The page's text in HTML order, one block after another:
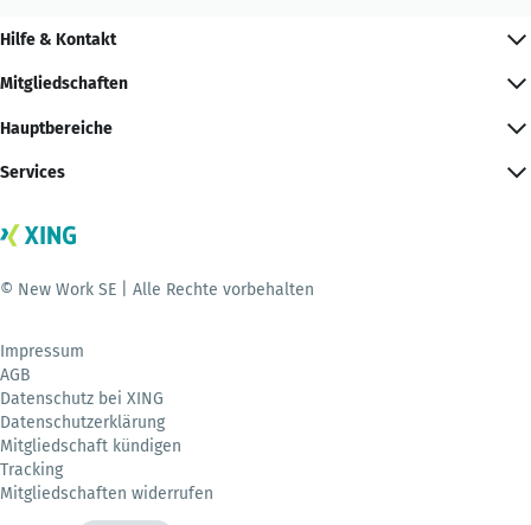
Hilfe & Kontakt
Mitgliedschaften
Hauptbereiche
Services
© New Work SE | Alle Rechte vorbehalten
Impressum
AGB
Datenschutz bei XING
Datenschutzerklärung
Mitgliedschaft kündigen
Tracking
Mitgliedschaften widerrufen